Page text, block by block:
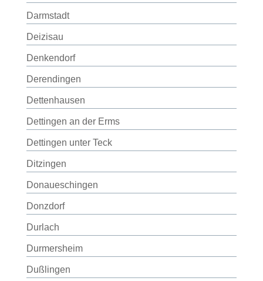
Darmstadt
Deizisau
Denkendorf
Derendingen
Dettenhausen
Dettingen an der Erms
Dettingen unter Teck
Ditzingen
Donaueschingen
Donzdorf
Durlach
Durmersheim
Dußlingen